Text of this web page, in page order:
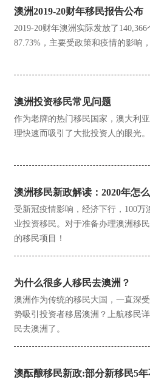
澳洲2019-20财年移民报告公布
2019-20财年澳洲实际发放了
87.73%，主要受政策和疫情的影响
澳洲投资移民常见问题
作为老牌的热门移民国家，澳大利
理快速而吸引了大批投资人的眼光
澳洲移民新政解读：2020年怎
受新冠疫情影响，经济下行，100
业投资移民。对于准备办理澳洲移
的移民项目！
为什么很多人移民去澳洲？
澳洲作为传统的移民大国，一直深
势吸引投资者移居澳洲？上航移民
民去澳洲了。
澳酝酿移民新政:部分新移民5